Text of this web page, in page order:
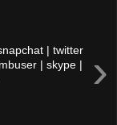
›
| twitter
| skype |